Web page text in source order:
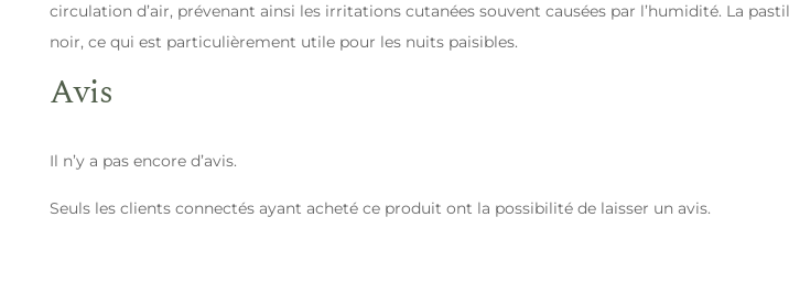
circulation d’air, prévenant ainsi les irritations cutanées souvent causées par l’humidité. La
noir, ce qui est particulièrement utile pour les nuits paisibles.
Avis
Il n’y a pas encore d’avis.
Seuls les clients connectés ayant acheté ce produit ont la possibilité de laisser un avis.